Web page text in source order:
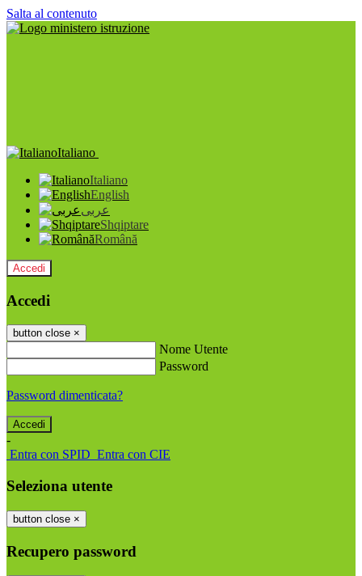
Salta al contenuto
Italiano
Italiano
English
عربى
Shqiptare
Română
Accedi
Accedi
button close ×
Nome Utente
Password
Password dimenticata?
-
Entra con SPID Entra con CIE
Seleziona utente
button close ×
Recupero password